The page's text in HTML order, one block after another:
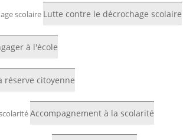
Lutte contre le décrochage scolaire
à l'école
réserve citoyenne
Accompagnement à la scolarité